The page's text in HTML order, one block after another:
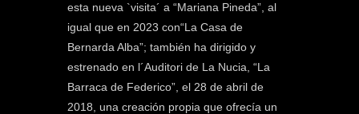
esta nueva `visita´ a “Mariana Pineda”, al
igual que en 2023 con“La Casa de
Bernarda Alba”; también ha dirigido y
estrenado en l´Auditori de La Nucia, “La
Barraca de Federico”, el 28 de abril de
2018, una creación propia que ofrecía un